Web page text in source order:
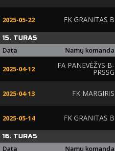
2025-05-22 FK GRANITAS B
15. TURAS
Data Namų komanda
2025-04-12 FA PANEVĖŽYS B-
PRSSG
2025-04-13 FK MARGIRIS
2025-05-14 FK GRANITAS B
16. TURAS
Data Namų komanda